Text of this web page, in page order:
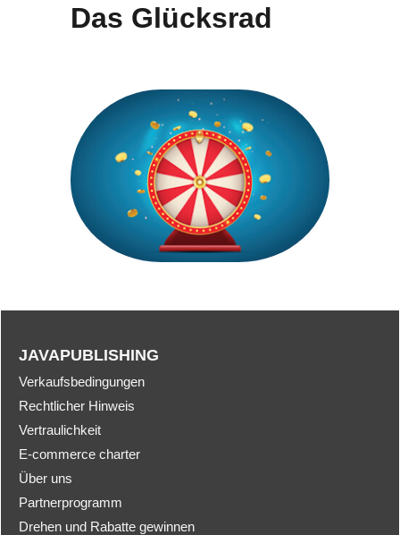
Das Glücksrad
JAVAPUBLISHING
Verkaufsbedingungen
Rechtlicher Hinweis
Vertraulichkeit
E-commerce charter
Über uns
Partnerprogramm
Drehen und Rabatte gewinnen